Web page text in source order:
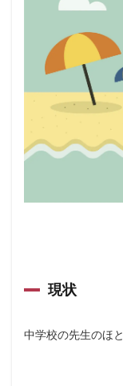
現状
中学校の先生のほ